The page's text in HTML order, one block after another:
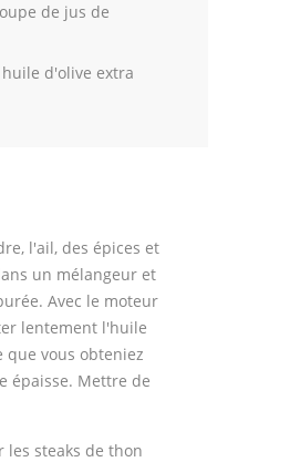
de jus de
d'olive extra
l'ail, des épices et
un mélangeur et
Avec le moteur
lentement l'huile
que vous obteniez
épaisse. Mettre de
les steaks de thon